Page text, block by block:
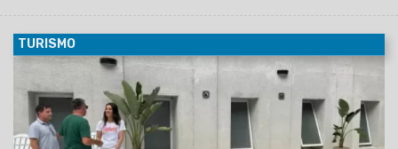
TURISMO
Desde el viernes 21 hasta hoy lunes 24, el Hotel
Termas de Rosario de la Frontera registró una ocupación del
100%, consolidándose como uno de los destinos más
elegidos del sur provincial durante el fin de semana largo,
según datos confirmados por la prensa local.